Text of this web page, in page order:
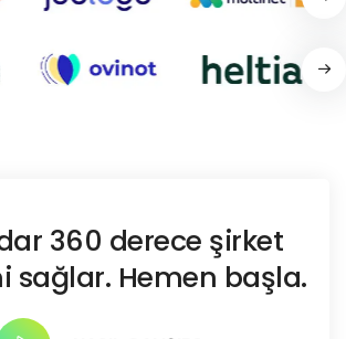
360 derece şirket
sağlar. Hemen başla.